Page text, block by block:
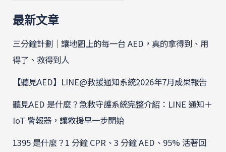
最新文章
三分鐘計劃｜讓地圖上的每一台 AED，真的拿得到、用
得了、救得到人
【聽見AED】LINE@救援通知系統2026年7月成果報告
聽見AED 是什麼？急救守護系統完整介紹：LINE 通知＋
IoT 警報器，讓救援早一步開始
1395 是什麼？1 分鐘 CPR、3 分鐘 AED、95% 活著回